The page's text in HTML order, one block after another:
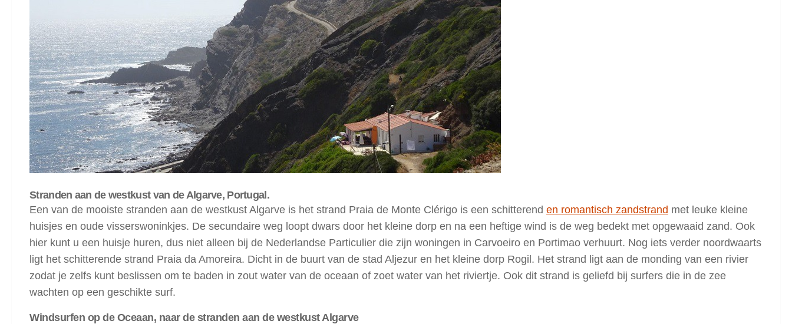
Stranden aan de westkust van de Algarve, Portugal.
Een van de mooiste stranden aan de westkust Algarve is het strand Praia de Monte Clérigo is een schitterend en romantisch zandstrand met leuke kleine
huisjes en oude visserswoninkjes. De secundaire weg loopt dwars door het kleine dorp en na een heftige wind is de weg bedekt met opgewaaid zand. Ook
hier kunt u een huisje huren, dus niet alleen bij de Nederlandse Particulier die zijn woningen in Carvoeiro en Portimao verhuurt. Nog iets verder noordwaarts
ligt het schitterende strand Praia da Amoreira. Dicht in de buurt van de stad Aljezur en het kleine dorp Rogil. Het strand ligt aan de monding van een rivier
zodat je zelfs kunt beslissen om te baden in zout water van de oceaan of zoet water van het riviertje. Ook dit strand is geliefd bij surfers die in de zee
wachten op een geschikte surf.
Windsurfen op de Oceaan, naar de stranden aan de westkust Algarve